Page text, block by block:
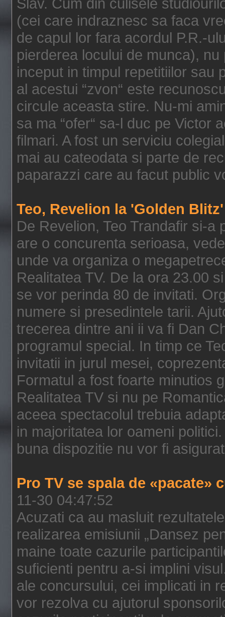
(cei care indraznesc sa faca
de capul lor fara acordul P.R.-
pierderea locului de munca),
inceput in timpul repetitiilor sau
al acestui “zvon“ este
circule aceasta stire. Nu-mi
sa ma “ofer“ sa-l duc pe Victor
filmari. A fost un serviciu
mai au cateodata si parte de
paparazzi care au facut public
Teo, Revelion la 'Golden Blitz'
De Revelion, Teo Trandafir si-
are o concurenta serioasa,
unde va organiza o
Realitatea TV. De la ora 23.00
se vor perinda 80 de invitati.
numere si presedintele tarii.
trecerea dintre ani ii va fi Dan
programul special. In timp ce
invitatii in jurul mesei,
Formatul a fost foarte minutios
Realitatea TV si nu pe
aceea spectacolul trebuia
in majoritatea lor oameni
buna dispozitie nu vor fi
Pro TV se spala de «pacate»
11-30 04:47:52
Acuzati ca au masluit
realizarea emisiunii „Dansez
maine toate cazurile
suficienti pentru a-si implini
ale concursului, cei implicati in
vor rezolva cu ajutorul